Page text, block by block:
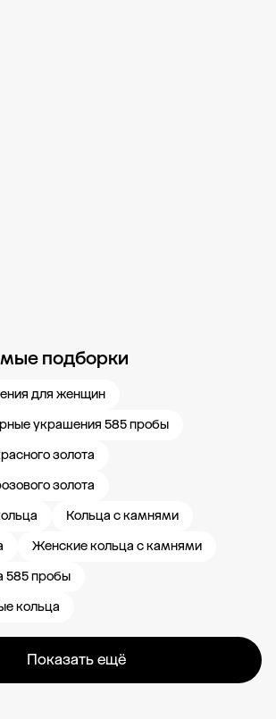
подборки
для женщин
украшения 585 пробы
золота
золота
Кольца с камнями
Женские кольца с камнями
585 пробы
кольца
Показать ещё
ЗОЛОТОЙ Блог